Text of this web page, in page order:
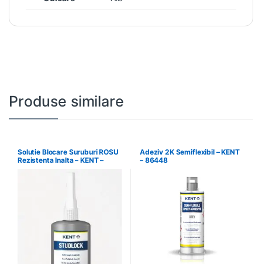
Produse similare
Solutie Blocare Suruburi ROSU
Rezistenta Inalta – KENT –
Adeziv 2K Semiflexibil – KENT
– 86448